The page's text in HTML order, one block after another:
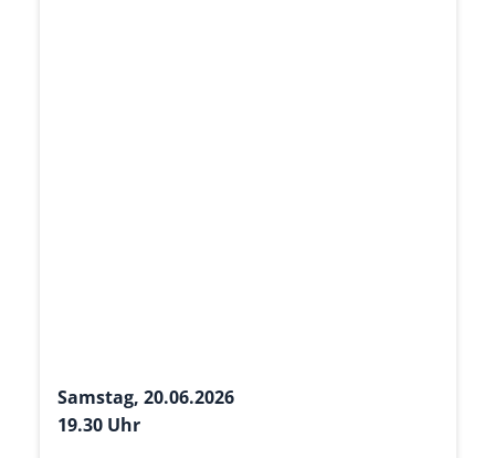
Samstag, 20.06.2026
19.30 Uhr